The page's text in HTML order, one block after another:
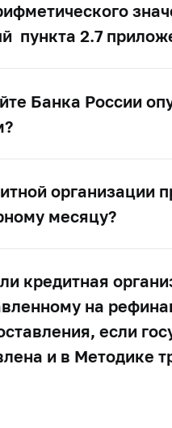
пункта 2.7
Банка России
организации
месяцу?
кредитная
на
если
и в Методике